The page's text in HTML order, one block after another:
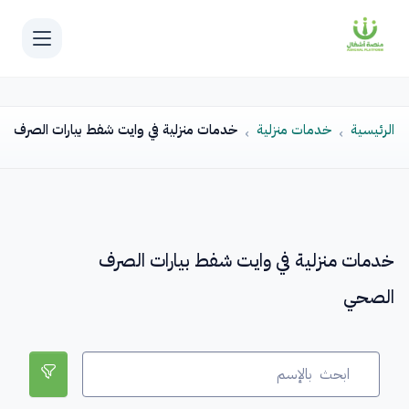
الرئيسية خدمات منزلية خدمات منزلية في وايت شفط بيارات الصرف
خدمات منزلية في وايت شفط بيارات الصرف
الصحي